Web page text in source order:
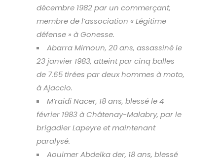
décembre 1982 par un commerçant,
membre de l’association « Légitime
défense » à Gonesse.
Abarra Mimoun, 20 ans, assassiné le
23 janvier 1983, atteint par cinq balles
de 7.65 tirées par deux hommes à moto,
à Ajaccio.
M’raidi Nacer, 18 ans, blessé le 4
février 1983 à Châtenay-Malabry, par le
brigadier Lapeyre et maintenant
paralysé.
Aouimer Abdelka der, 18 ans, blessé